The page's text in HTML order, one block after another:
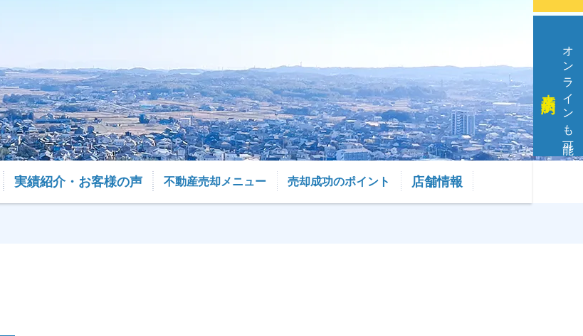
オンラインも可能
実績紹介・お客様の声 不動産売却メニュー 売却成功のポイント 店舗情報